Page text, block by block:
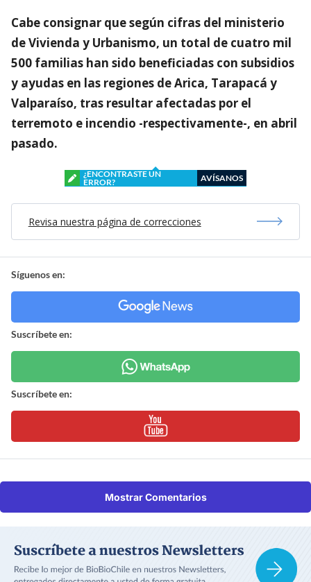
Cabe consignar que según cifras del ministerio
de Vivienda y Urbanismo, un total de cuatro mil
500 familias han sido beneficiadas con subsidios
y ayudas en las regiones de Arica, Tarapacá y
Valparaíso, tras resultar afectadas por el
terremoto e incendio -respectivamente-, en abril
pasado.
¿ENCONTRASTE UN
ERROR?
AVÍSANOS
Revisa nuestra página de correcciones
Síguenos en:
Suscríbete en:
Suscríbete en:
Mostrar Comentarios